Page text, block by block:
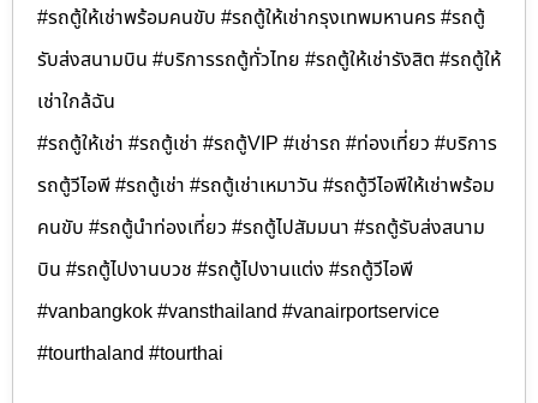
#รถตู้ให้เช่าพร้อมคนขับ #รถตู้ให้เช่ากรุงเทพมหานคร #รถตู้
รับส่งสนามบิน #บริการรถตู้ทั่วไทย #รถตู้ให้เช่ารังสิต #รถตู้ให้
เช่าใกล้ฉัน
#รถตู้ให้เช่า #รถตู้เช่า #รถตู้VIP #เช่ารถ #ท่องเที่ยว #บริการ
รถตู้วีไอพี #รถตู้เช่า #รถตู้เช่าเหมาวัน #รถตู้วีไอพีให้เช่าพร้อม
คนขับ #รถตู้นำท่องเที่ยว #รถตู้ไปสัมมนา #รถตู้รับส่งสนาม
บิน #รถตู้ไปงานบวช #รถตู้ไปงานแต่ง #รถตู้วีไอพี
#vanbangkok #vansthailand #vanairportservice
#tourthaland #tourthai